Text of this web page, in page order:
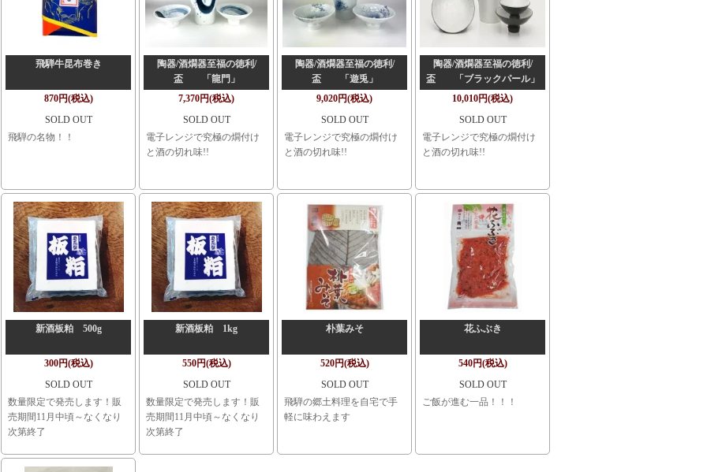
飛騨牛昆布巻き
870円(税込)
SOLD OUT
飛騨の名物！！
陶器/酒燗器至福の徳利/
盃 「龍門」
7,370円(税込)
SOLD OUT
電子レンジで究極の燗付け
と酒の切れ味!!
陶器/酒燗器至福の徳利/
盃 「遊兎」
9,020円(税込)
SOLD OUT
電子レンジで究極の燗付け
と酒の切れ味!!
陶器/酒燗器至福の徳利/
盃 「ブラックパール」
10,010円(税込)
SOLD OUT
電子レンジで究極の燗付け
と酒の切れ味!!
新酒板粕 500g
300円(税込)
SOLD OUT
数量限定で発売します！販
売期間11月中頃～なくなり
次第終了
新酒板粕 1kg
550円(税込)
SOLD OUT
数量限定で発売します！販
売期間11月中頃～なくなり
次第終了
朴葉みそ
520円(税込)
SOLD OUT
飛騨の郷土料理を自宅で手
軽に味わえます
花ふぶき
540円(税込)
SOLD OUT
ご飯が進む一品！！！